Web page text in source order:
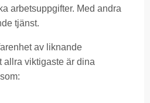
arbetsuppgifter. Med andra
tjänst.
av liknande
allra viktigaste är dina